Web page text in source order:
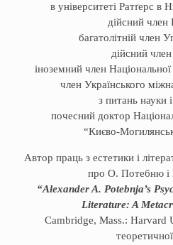
в університеті Ратґерс
дійсний
багатолітній
дійсний
іноземний член
член Українського
з питань науки
почесний доктор
“Києво-
Автор праць з естетики і
про О. Потебню і
“Alexander A. Potebnja’s
Literature: A
Cambridge, Mass.: Harvard
теоретичної